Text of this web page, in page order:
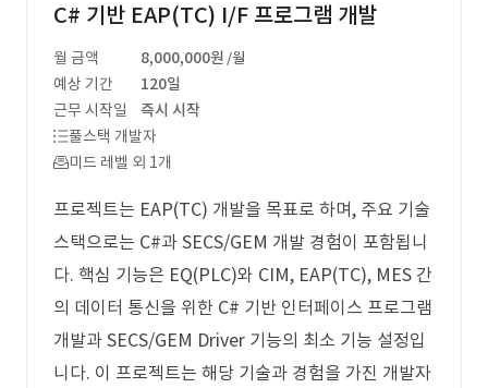
C# 기반 EAP(TC) I/F 프로그램 개발
월 금액 8,000,000원 /월
예상 기간
120일
근무 시작일
즉시 시작
풀스택 개발자
미드 레벨 외 1개
프로젝트는 EAP(TC) 개발을 목표로 하며, 주요 기술
스택으로는 C#과 SECS/GEM 개발 경험이 포함됩니
다. 핵심 기능은 EQ(PLC)와 CIM, EAP(TC), MES 간
의 데이터 통신을 위한 C# 기반 인터페이스 프로그램
개발과 SECS/GEM Driver 기능의 최소 기능 설정입
니다. 이 프로젝트는 해당 기술과 경험을 가진 개발자